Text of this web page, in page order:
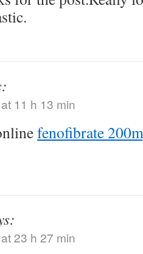
11 h 13 min
fenofibrate
23 h 27 min